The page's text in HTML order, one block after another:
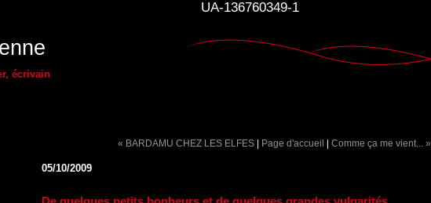
UA-136760349-1
écrivain
« BARDAMU CHEZ LES ELFES | Page d'accueil | Comme ça me vient... »
05/10/2009